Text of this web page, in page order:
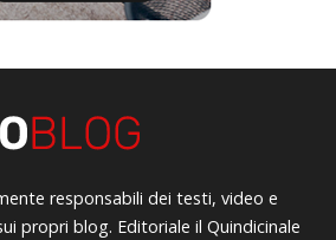
responsabili dei testi, video e
propri blog. Editoriale il Quindicinale